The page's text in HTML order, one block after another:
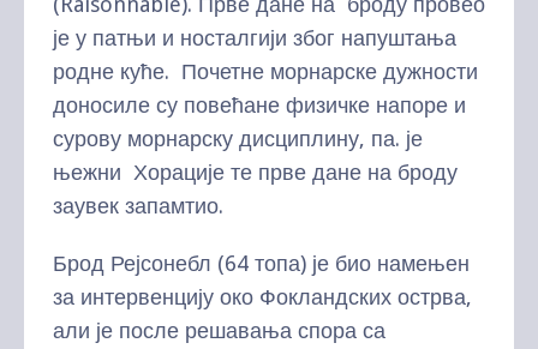
је у патњи и носталгији због напуштања
родне куће. Почетне морнарске дужности
доносиле су повећане физичке напоре и
сурову морнарску дисциплину, па. је
њежни Хорације те прве дане на броду
заувек запамтио.
Брод Рејсонебл (64 топа) је био намењен
за интервенцију око Фокландских острва,
али је после решавања спора са